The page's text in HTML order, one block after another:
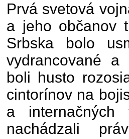
Prvá svetová
a jeho občanov
Srbska bolo
vydrancované a
boli husto
cintorínov na
a
nachádzali